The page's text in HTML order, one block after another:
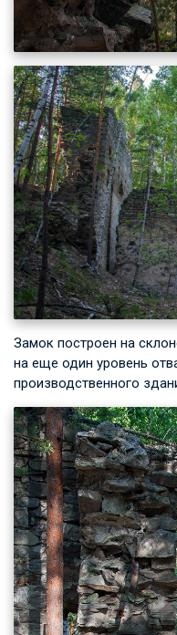
Замок построен на
на еще один уровень
производственного